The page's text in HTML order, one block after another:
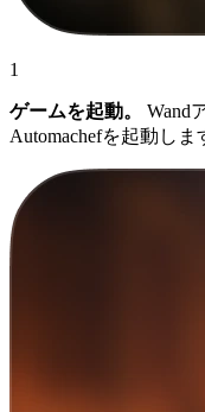
1
ゲームを起動。
Wand
Automachefを起動しま